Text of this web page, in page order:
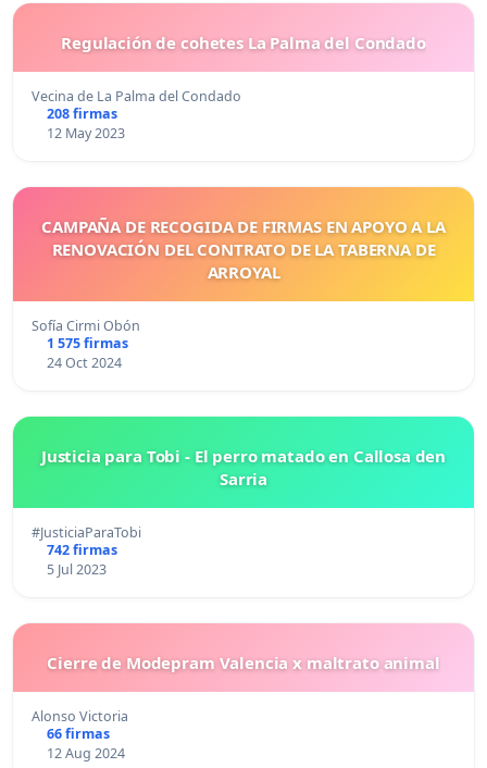
Regulación de cohetes La Palma del Condado
Vecina de La Palma del Condado
208 firmas
12 May 2023
CAMPAÑA DE RECOGIDA DE FIRMAS EN APOYO A LA
RENOVACIÓN DEL CONTRATO DE LA TABERNA DE
ARROYAL
Sofía Cirmi Obón
1 575 firmas
24 Oct 2024
Justicia para Tobi - El perro matado en Callosa den
Sarria
#JusticiaParaTobi
742 firmas
5 Jul 2023
Cierre de Modepram Valencia x maltrato animal
Alonso Victoria
66 firmas
12 Aug 2024